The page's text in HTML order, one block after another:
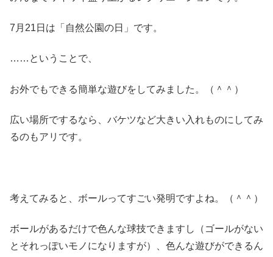
7月21日は「自然公園の日」です。
……ということで、
お外でもできる簡単な遊びをしてみました。（＾＾）
広い場所でするなら、バケツなど大きい入れものにしてみ
るのもアリです。
考えてみると、ボールってすごい発明ですよね。（＾＾）
ボールがあるだけで色んな球技できますし（ゴールがない
とそれっぽいモノになりますが）、色んな遊びができるん